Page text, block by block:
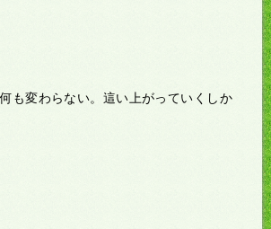
も変わらない。這い上がっていくしか